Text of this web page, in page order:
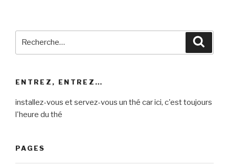
ENTREZ, ENTREZ…
installez-vous et servez-vous un thé car ici, c'est toujours
l'heure du thé
PAGES